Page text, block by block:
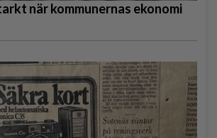
när kommunernas ekonomi